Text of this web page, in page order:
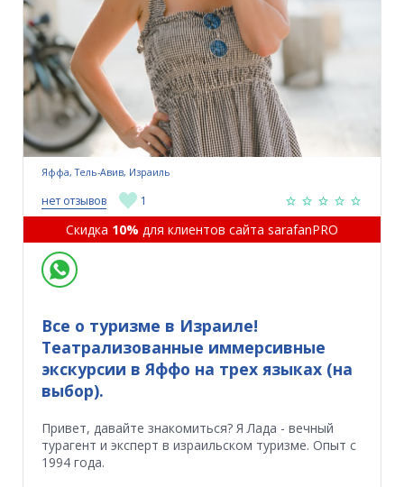
Все о туризме в Израиле!
Театрализованные иммерсивные
экскурсии в Яффо на трех языках (на
выбор).
Привет, давайте знакомиться? Я Лада - вечный
турагент и эксперт в израильском туризме. Опыт с
1994 года.
Яффа, Тель-Авив, Израиль
нет отзывов 1
Скидка 10% для клиентов сайта sarafanPRO